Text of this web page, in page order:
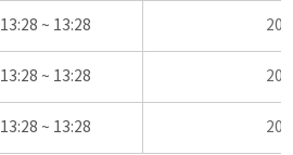
13:28 ~ 13:28
13:28 ~ 13:28
13:28 ~ 13:28